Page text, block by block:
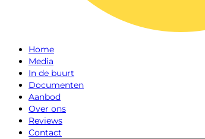
Home
Media
In de buurt
Documenten
Aanbod
Over ons
Reviews
Contact